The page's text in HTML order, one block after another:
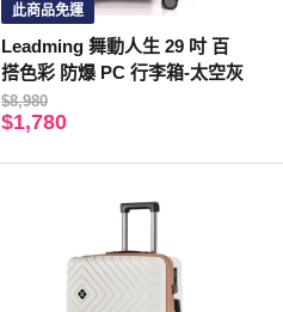
此商品免運
Leadming 舞動人生 29 吋 百
搭色彩 防爆 PC 行李箱-太空灰
$8,980
$1,780